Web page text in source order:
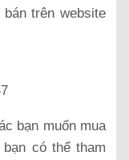
trên website
bạn muốn mua
có thể tham